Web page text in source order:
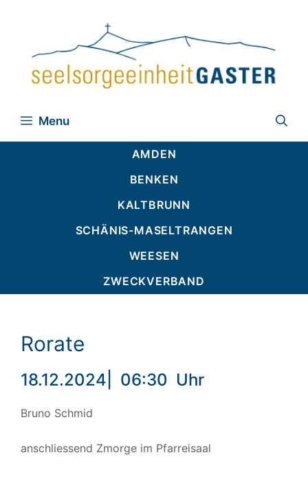
Menu
AMDEN
BENKEN
KALTBRUNN
SCHÄNIS-MASELTRANGEN
WEESEN
ZWECKVERBAND
Rorate
18.12.2024 06:30 Uhr
Bruno Schmid
anschliessend Zmorge im Pfarreisaal